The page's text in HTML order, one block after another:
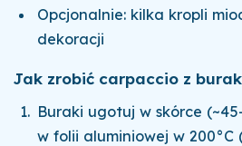
Opcjonalnie: kilka kropli
dekoracji
Jak zrobić carpaccio z
Buraki ugotuj w skórce
w folii aluminiowej w 200°C